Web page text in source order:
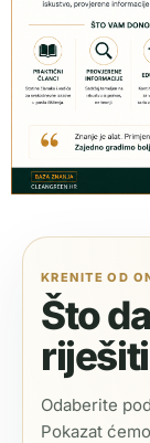
KRENITE OD
Što
Odaberite
Pokazat